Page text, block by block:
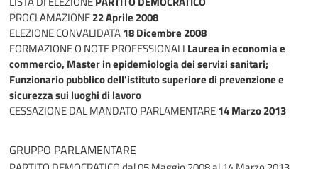
PROCLAMAZIONE22 Aprile 2008
ELEZIONE CONVALIDATA18 Dicembre 2008
FORMAZIONE O NOTE PROFESSIONALI Laurea in economia e
commercio, Master in epidemiologia dei servizi sanitari;
Funzionario pubblico dell'istituto superiore di prevenzione e
sicurezza sui luoghi di lavoro
CESSAZIONE DAL MANDATO PARLAMENTARE14 Marzo 2013
GRUPPO PARLAMENTARE